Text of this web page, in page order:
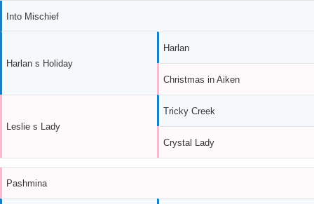
Into Mischief
Harlan s Holiday
Leslie s Lady
Harlan
Christmas in Aiken
Tricky Creek
Crystal Lady
Pashmina